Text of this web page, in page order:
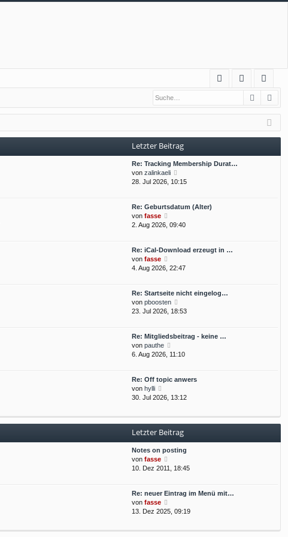
Q
m
el
eg
ist
rie
Suche
Letzter Beitrag
Re: Tracking Membership Durat…
von zalinkaeli
e
s
e
e
t
g
28. Jul 2026, 10:15
Re: Geburtsdatum (Alter)
von fasse
e
s
e
e
i
t
g
2. Aug 2026, 09:40
Re: iCal-Download erzeugt in …
von fasse
e
s
t
e
e
i
t
g
4. Aug 2026, 22:47
Re: Startseite nicht eingelog…
von pboosten
e
s
e
e
t
a
23. Jul 2026, 18:53
Re: Mitgliedsbeitrag - keine …
von pauthe
e
s
e
B
e
i
t
r
g
6. Aug 2026, 11:10
Re: Off topic anwers
von hylli
e
s
t
e
r
B
e
r
a
g
30. Jul 2026, 13:12
Letzter Beitrag
Notes on posting
von fasse
s
e
B
10. Dez 2011, 18:45
Re: neuer Eintrag im Menü mit…
von fasse
e
13. Dez 2025, 09:19